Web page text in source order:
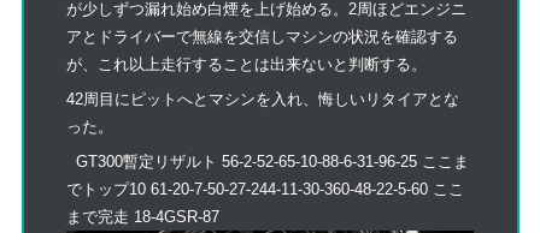
が少しずつ漏れ始め白煙を上げ始める。2周ほどエンジニ
アとドライバーで無線を交信しマシンの状況を確認する
が、これ以上走行することは出来ないと判断する。
42周目にピットへとマシンを入れ、悔しいリタイアとな
った。
GT300暫定リザルト 56-2-52-65-10-88-6-31-96-25 ここま
でトップ10 61-20-7-50-27-244-11-30-360-48-22-5-60 ここ
まで完走 18-4GSR-87